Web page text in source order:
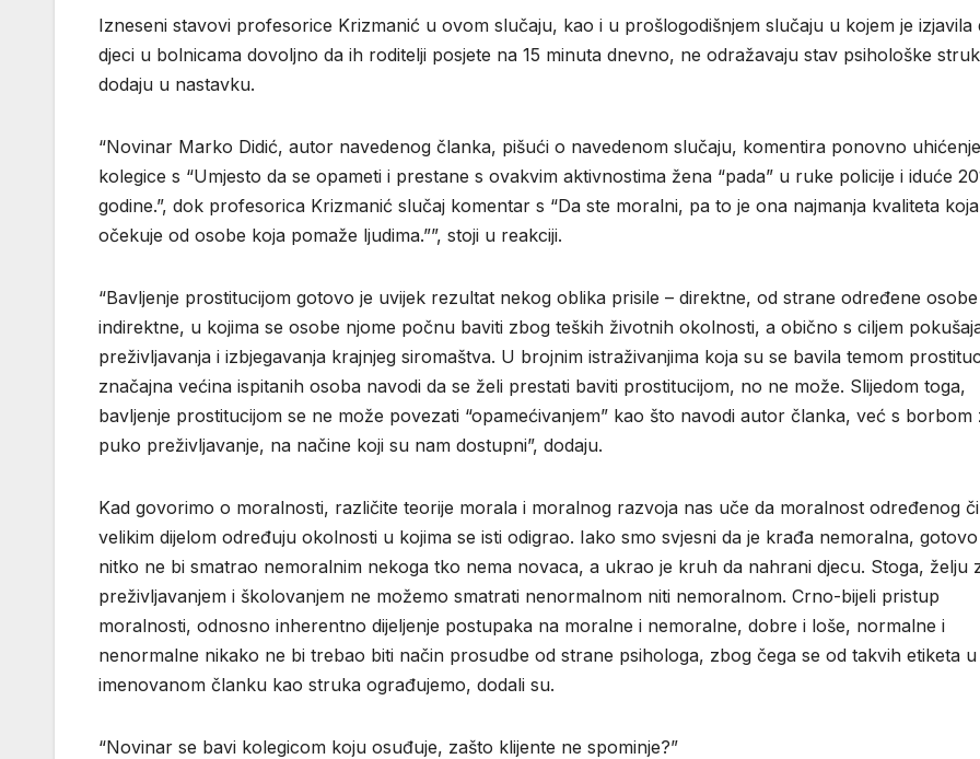
Izneseni stavovi profesorice Krizmanić u ovom slučaju, kao i u prošlogodišnjem slučaju u kojem je izjavila
djeci u bolnicama dovoljno da ih roditelji posjete na 15 minuta dnevno, ne odražavaju stav psihološke
dodaju u nastavku.
“Novinar Marko Didić, autor navedenog članka, pišući o navedenom slučaju, komentira ponovno uhićenje
kolegice s “Umjesto da se opameti i prestane s ovakvim aktivnostima žena “pada” u ruke policije i iduće
godine.”, dok profesorica Krizmanić slučaj komentar s “Da ste moralni, pa to je ona najmanja kvaliteta
očekuje od osobe koja pomaže ljudima.””, stoji u reakciji.
“Bavljenje prostitucijom gotovo je uvijek rezultat nekog oblika prisile – direktne, od strane određene
indirektne, u kojima se osobe njome počnu baviti zbog teških životnih okolnosti, a obično s ciljem
preživljavanja i izbjegavanja krajnjeg siromaštva. U brojnim istraživanjima koja su se bavila temom
značajna većina ispitanih osoba navodi da se želi prestati baviti prostitucijom, no ne može. Slijedom toga,
bavljenje prostitucijom se ne može povezati “opamećivanjem” kao što navodi autor članka, već s borbom
puko preživljavanje, na načine koji su nam dostupni”, dodaju.
Kad govorimo o moralnosti, različite teorije morala i moralnog razvoja nas uče da moralnost određenog
velikim dijelom određuju okolnosti u kojima se isti odigrao. Iako smo svjesni da je krađa nemoralna, gotovo
nitko ne bi smatrao nemoralnim nekoga tko nema novaca, a ukrao je kruh da nahrani djecu. Stoga, želju
preživljavanjem i školovanjem ne možemo smatrati nenormalnom niti nemoralnom. Crno-bijeli pristup
moralnosti, odnosno inherentno dijeljenje postupaka na moralne i nemoralne, dobre i loše, normalne i
nenormalne nikako ne bi trebao biti način prosudbe od strane psihologa, zbog čega se od takvih etiketa u
imenovanom članku kao struka ograđujemo, dodali su.
“Novinar se bavi kolegicom koju osuđuje, zašto klijente ne spominje?”